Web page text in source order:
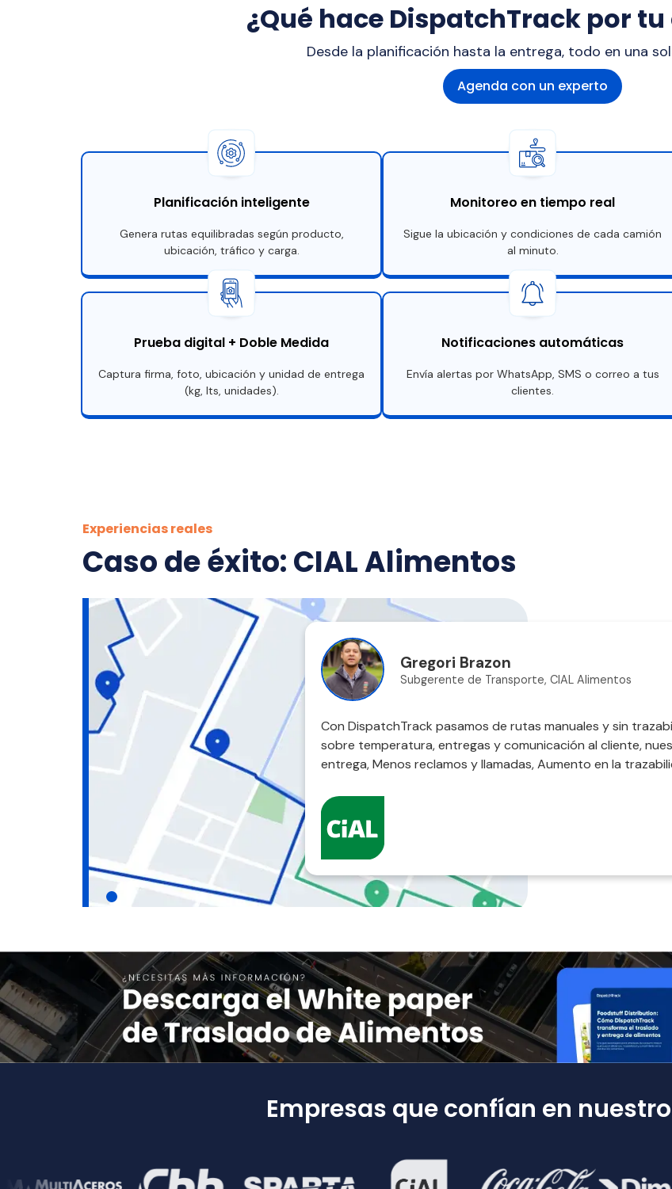
¿Qué hace DispatchTrack por
Desde la planificación hasta la entrega, todo en una
Agenda con un experto
Planificación inteligente
Genera rutas equilibradas según producto,
ubicación, tráfico y carga.
Monitoreo en tiempo real
Sigue la ubicación y condiciones de cada camión
al minuto.
Prueba digital + Doble Medida
Captura firma, foto, ubicación y unidad de entrega
(kg, lts, unidades).
Notificaciones automáticas
Envía alertas por WhatsApp, SMS o correo a tus
clientes.
Experiencias reales
Caso de éxito: CIAL Alimentos
Gregori Brazon
Subgerente de Transporte, CIAL Alimentos
Con DispatchTrack pasamos de rutas manuales y sin
sobre temperatura, entregas y comunicación al cliente,
entrega, Menos reclamos y llamadas, Aumento en la
Empresas que confían en